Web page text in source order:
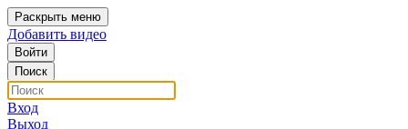
Раскрыть меню
Добавить видео
Войти
Поиск
Вход
Выход